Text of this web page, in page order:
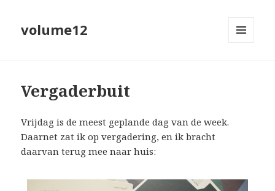
volume12
Vergaderbuit
Vrijdag is de meest geplande dag van de week.
Daarnet zat ik op vergadering, en ik bracht
daarvan terug mee naar huis: